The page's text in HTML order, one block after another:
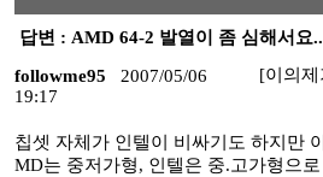
답변 : AMD 64-2 발열이 좀 심해서요..
followme95
2007/05/06
19:17
[이의
칩셋 자체가 인텔이 비싸기도 하지만
MD는 중저가형, 인텔은 중.고가형으